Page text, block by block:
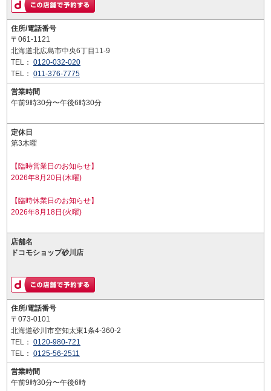
住所/電話番号
〒061-1121
北海道北広島市中央6丁目11-9
TEL： 0120-032-020
TEL： 011-376-7775
営業時間
午前9時30分〜午後6時30分
定休日
第3木曜
【臨時営業日のお知らせ】
2026年8月20日(木曜)
【臨時休業日のお知らせ】
2026年8月18日(火曜)
店舗名
ドコモショップ砂川店
住所/電話番号
〒073-0101
北海道砂川市空知太東1条4-360-2
TEL： 0120-980-721
TEL： 0125-56-2511
営業時間
午前9時30分〜午後6時